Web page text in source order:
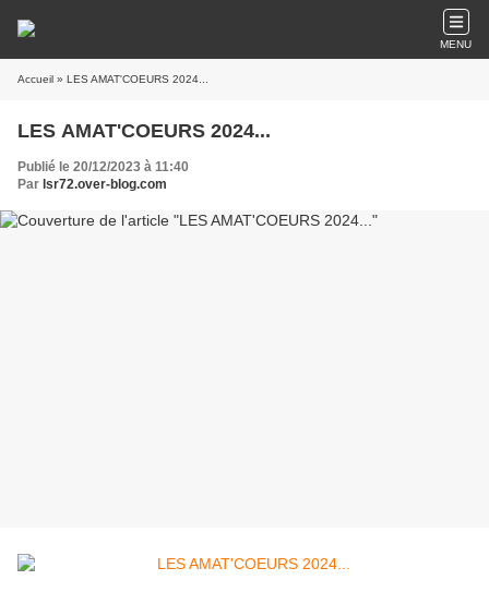
MENU
Accueil » LES AMAT'COEURS 2024...
LES AMAT'COEURS 2024...
Publié le 20/12/2023 à 11:40
Par lsr72.over-blog.com